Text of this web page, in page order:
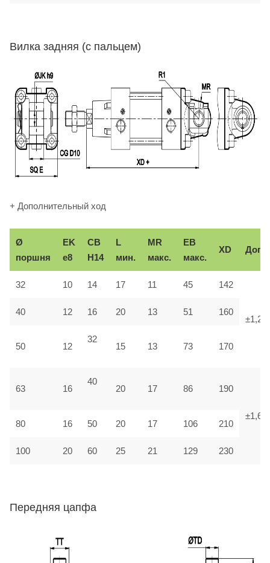
Вилка задняя (с пальцем)
+ Дополнительный ход
Ø
поршня
EK
e8
CB
H14
L
мин.
MR
макс.
EB
макс.
XD Доп.
32 10 14 17 11 45 142
±1,25
40 12 16 20 13 51 160
50 12
32
15 13 73 170
63 16
40
20 17 86 190
±1,6
80 16 50 20 17 106 210
100 20 60 25 21 129 230
Передняя цапфа